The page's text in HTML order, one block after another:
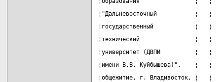
¦"Дальневосточный
¦государственный
¦технический                ¦
¦университет (ДВПИ
¦имени В.В. Куйбышева)",
¦общежитие, г.